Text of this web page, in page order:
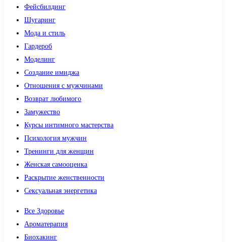
Фейсбилдинг
Шугаринг
Мода и стиль
Гардероб
Моделинг
Создание имиджа
Отношения с мужчинами
Возврат любимого
Замужество
Курсы интимного мастерства
Психология мужчин
Тренинги для женщин
Женская самооценка
Раскрытие женственности
Сексуальная энергетика
Все Здоровье
Ароматерапия
Биохакинг